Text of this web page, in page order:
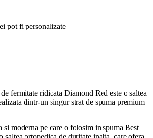
pot fi personalizate
fermitate ridicata Diamond Red este o saltea
dintr-un singur strat de spuma premium
si moderna pe care o folosim in spuma Best
saltea ortopedica de duritate inalta, care ofera